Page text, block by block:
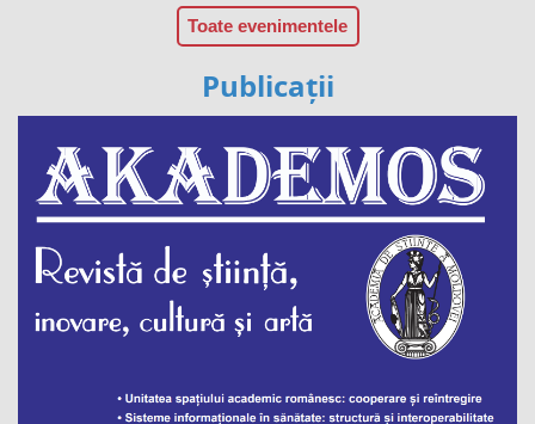
Toate evenimentele
Publicații